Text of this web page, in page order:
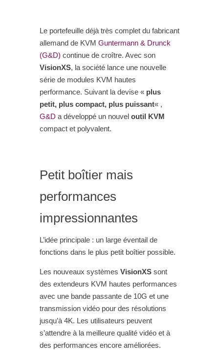
Le portefeuille déjà très complet du fabricant
allemand de KVM Guntermann & Drunck
(G&D) continue de croître. Avec son
VisionXS, la société lance une nouvelle
série de modules KVM hautes
performance. Suivant la devise « plus
petit, plus compact, plus puissant« ,
G&D a développé un nouvel outil KVM
compact et polyvalent.
Petit boîtier mais
performances
impressionnantes
L’idée principale : un large éventail de
fonctions dans le plus petit boîtier possible.
Les nouveaux systèmes VisionXSsont
des extendeurs KVM hautes performances
avec une bande passante de 10G et une
transmission vidéo pour des résolutions
jusqu’à 4K. Les utilisateurs peuvent
s’attendre à la meilleure qualité vidéo et à
des performances encore améliorées.